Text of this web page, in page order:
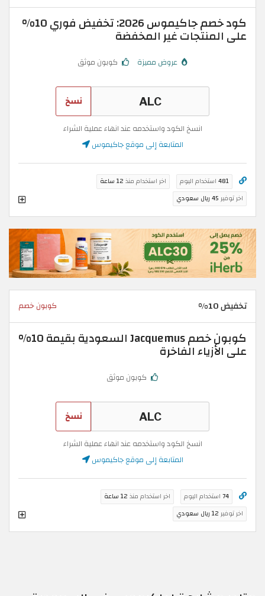
كود خصم جاكيموس 2026: تخفيض فوري 10%
على المنتجات غير المخفضة
عروض مميزة كوبون موثق
نسخ
انسخ الكود واستخدمه عند انهاء عملية الشراء
المتابعة إلى موقع جاكيموس
481 استخدام اليوم اخر استخدام منذ 12 ساعة
اخر توفير 45 ريال سعودي
تخفيض 10% كوبون خصم
كوبون خصم Jacquemus السعودية بقيمة 10%
على الأزياء الفاخرة
كوبون موثق
نسخ
انسخ الكود واستخدمه عند انهاء عملية الشراء
المتابعة إلى موقع جاكيموس
74 استخدام اليوم اخر استخدام منذ 12 ساعة
اخر توفير 12 ريال سعودي